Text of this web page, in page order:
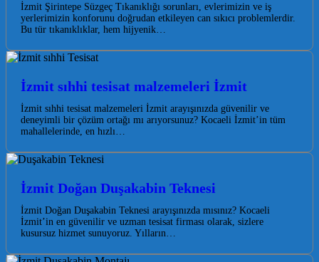
İzmit Şirintepe Süzgeç Tıkanıklığı sorunları, evlerimizin ve iş
yerlerimizin konforunu doğrudan etkileyen can sıkıcı problemlerdir.
Bu tür tıkanıklıklar, hem hijyenik…
İzmit sıhhi tesisat malzemeleri İzmit
İzmit sıhhi tesisat malzemeleri İzmit arayışınızda güvenilir ve
deneyimli bir çözüm ortağı mı arıyorsunuz? Kocaeli İzmit’in tüm
mahallelerinde, en hızlı…
İzmit Doğan Duşakabin Teknesi
İzmit Doğan Duşakabin Teknesi arayışınızda mısınız? Kocaeli
İzmit’in en güvenilir ve uzman tesisat firması olarak, sizlere
kusursuz hizmet sunuyoruz. Yılların…